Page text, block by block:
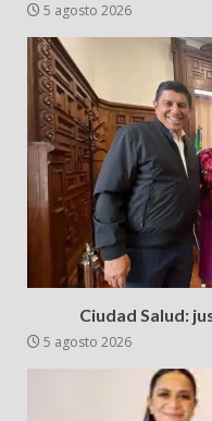
5 agosto 2026
Ciudad Salud:
5 agosto 2026